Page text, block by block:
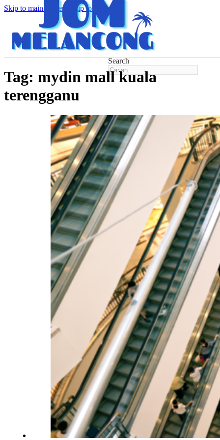
Skip to main content Skip to footer
Search
Tag: mydin mall kuala
terengganu